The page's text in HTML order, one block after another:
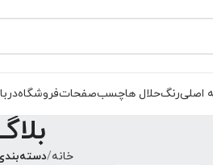
اصلیرنگحلال هاچسبصفحاتفروشگاه
خانه